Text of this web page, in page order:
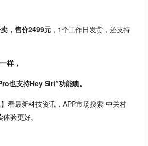
，售价2499元 ，1个工作日发货，还支持
样，
也支持Hey Siri”功能噢。
】看最新科技资讯，APP市场搜索“中关村
验更好。